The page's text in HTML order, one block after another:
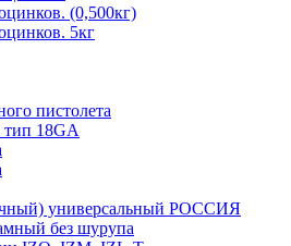
(0,500кг)
5кг
пистолета
тип 18GA
универсальный РОССИЯ
без шурупа